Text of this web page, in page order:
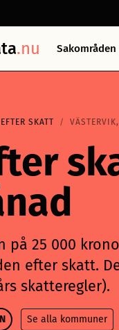
.nu Sakområden
SKATT
på 25 000
efter skatt.
skatteregler).
Se alla kommuner